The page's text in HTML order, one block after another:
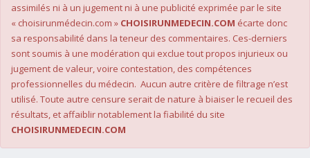
assimilés ni à un jugement ni à une publicité exprimée par le site
« choisirunmédecin.com » CHOISIRUNMEDECIN.COM écarte donc
sa responsabilité dans la teneur des commentaires. Ces-derniers
sont soumis à une modération qui exclue tout propos injurieux ou
jugement de valeur, voire contestation, des compétences
professionnelles du médecin. Aucun autre critère de filtrage n’est
utilisé. Toute autre censure serait de nature à biaiser le recueil des
résultats, et affaiblir notablement la fiabilité du site
CHOISIRUNMEDECIN.COM